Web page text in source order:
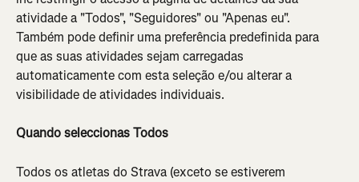
atividade a "Todos", "Seguidores" ou "Apenas eu".
Também pode definir uma preferência predefinida para
que as suas atividades sejam carregadas
automaticamente com esta seleção e/ou alterar a
visibilidade de atividades individuais.
Quando seleccionas Todos
Todos os atletas do Strava (exceto se estiverem